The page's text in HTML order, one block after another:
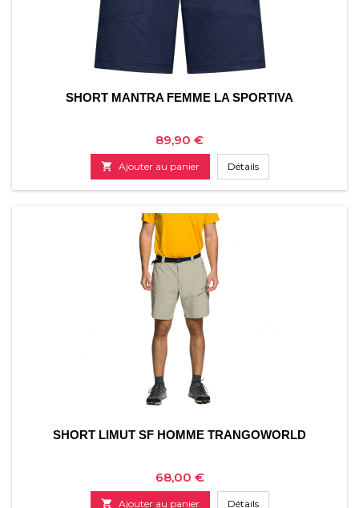
SHORT MANTRA FEMME LA SPORTIVA
Prix
89,90 €
 Ajouter au panier Détails
SHORT LIMUT SF HOMME TRANGOWORLD
Prix
68,00 €
 Ajouter au panier Détails